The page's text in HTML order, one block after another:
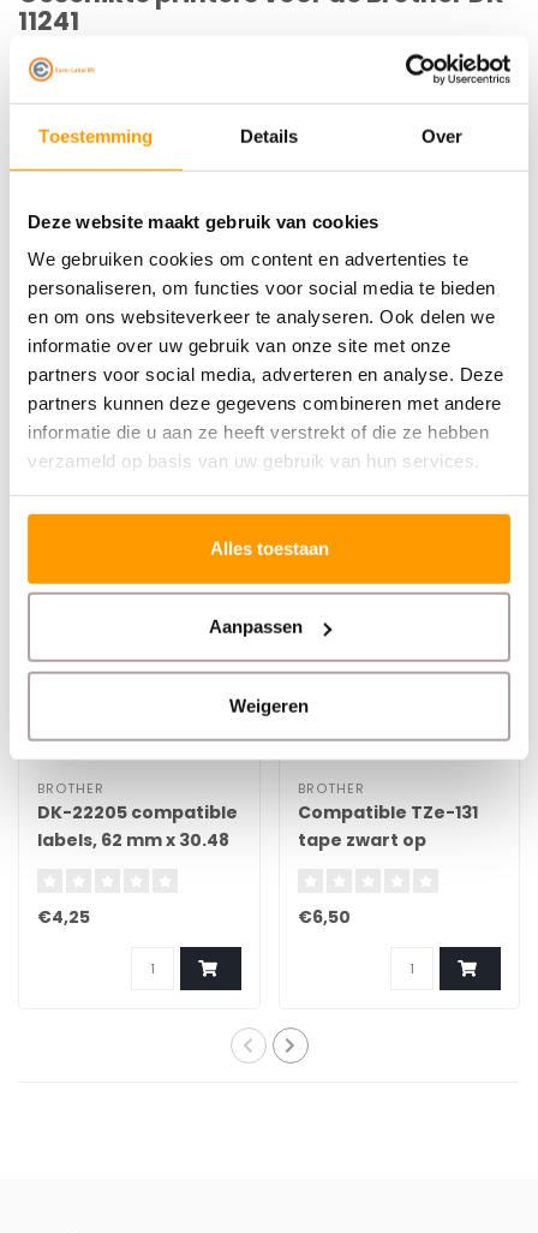
Toestemming Details Over
Deze website maakt gebruik van cookies
We gebruiken cookies om content en advertenties te
personaliseren, om functies voor social media te bieden
en om ons websiteverkeer te analyseren. Ook delen we
informatie over uw gebruik van onze site met onze
partners voor social media, adverteren en analyse. Deze
partners kunnen deze gegevens combineren met andere
informatie die u aan ze heeft verstrekt of die ze hebben
verzameld op basis van uw gebruik van hun services.
Alles toestaan
Aanpassen
Weigeren
11241
De compatible Brother DK-11241 labels zijn net als de
originele Brother labels geschikt voor de volgende
printers:
QL 1060N
QL 1100
QL 1110
TD 4100N
Specificaties
Reviews
Gerelateerde producten
BROTHER
DK-22205 compatible
labels, 62 mm x 30.48
€4,25
BROTHER
Compatible TZe-131
tape zwart op
€6,50